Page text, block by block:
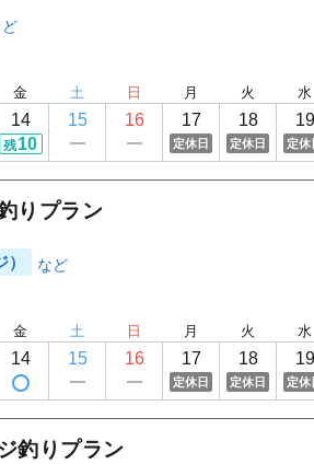
金
14
残10
土
15
日
16
月
17
定休日
火
18
定休日
水
19
定休
りプラン
金
14
土
15
日
16
月
17
定休日
火
18
定休日
水
19
定休
釣りプラン